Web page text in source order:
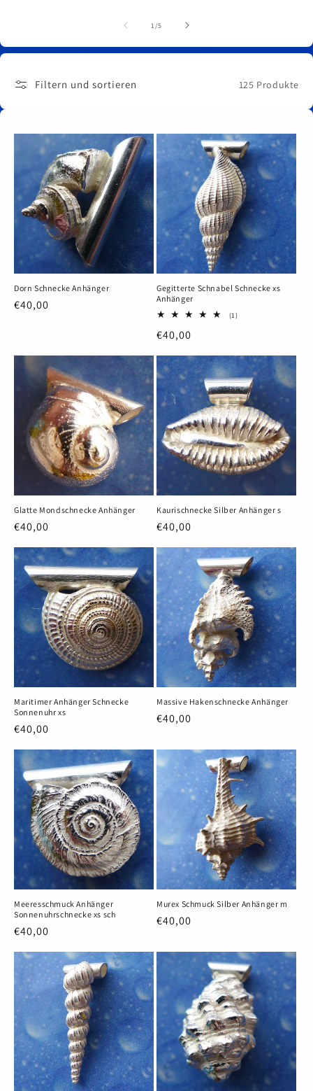
1 /von
5
Filtern und sortieren 125 Produkte
Dorn Schnecke Anhänger
Normaler
€40,00
Gegitterte Schnabel Schnecke xs
Anhänger
(1)1
Normaler
€40,00
Glatte Mondschnecke Anhänger
Normaler
€40,00
Kaurischnecke Silber Anhänger s
Normaler
€40,00
Maritimer Anhänger Schnecke
Sonnenuhr xs
Normaler
€40,00
Massive Hakenschnecke Anhänger
Normaler
€40,00
Meeresschmuck Anhänger
Sonnenuhrschnecke xs sch
Normaler
€40,00
Murex Schmuck Silber Anhänger m
Normaler
€40,00